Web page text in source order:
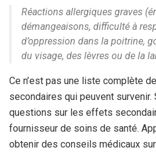
Réactions allergiques graves
démangeaisons, difficulté à
d’oppression dans la poitrine,
du visage, des lèvres ou de la
Ce n’est pas une liste complète
secondaires qui peuvent
questions sur les effets
fournisseur de soins de santé.
obtenir des conseils médicaux